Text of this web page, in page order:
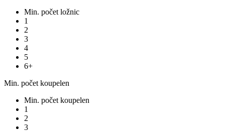
Min. počet ložnic
1
2
3
4
5
6+
Min. počet koupelen
Min. počet koupelen
1
2
3